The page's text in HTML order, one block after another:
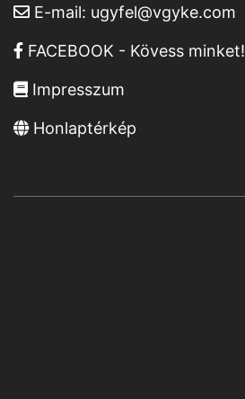
E-mail: ugyfel@vgyke.com
FACEBOOK - Kövess minket!
Impresszum
Honlaptérkép